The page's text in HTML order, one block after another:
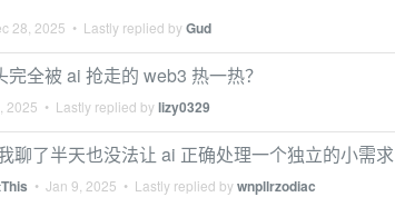
28, 2025 • Lastly replied byGud
全被 ai 抢走的 web3 热一热？
2025 • Lastly replied bylizy0329
聊了半天也没法让 ai 正确处理一个独立的小需求
• Jan 9, 2025 • Lastly replied bywnpllrzodiac